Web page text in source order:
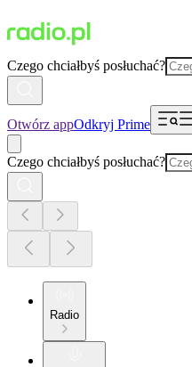
Czego chciałbyś posłuchać?
Otwórz appOdkryj Prime
Czego chciałbyś posłuchać?
Radio